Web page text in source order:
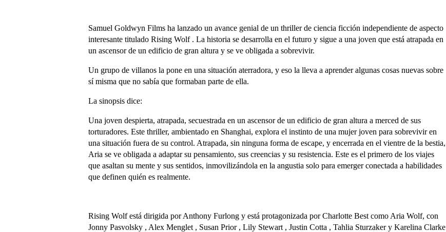
Samuel Goldwyn Films ha lanzado un avance genial de un thriller de ciencia ficción independiente de aspecto
interesante titulado Rising Wolf . La historia se desarrolla en el futuro y sigue a una joven que está atrapada en
un ascensor de un edificio de gran altura y se ve obligada a sobrevivir.
Un grupo de villanos la pone en una situación aterradora, y eso la lleva a aprender algunas cosas nuevas sobre
sí misma que no sabía que formaban parte de ella.
La sinopsis dice:
Una joven despierta, atrapada, secuestrada en un ascensor de un edificio de gran altura a merced de sus
torturadores. Este thriller, ambientado en Shanghai, explora el instinto de una mujer joven para sobrevivir en
una situación fuera de su control. Atrapada, sin ninguna forma de escape, y encerrada en el vientre de la bestia,
Aria se ve obligada a adaptar su pensamiento, sus creencias y su resistencia. Este es el primero de los viajes
que asaltan su mente y sus sentidos, inmovilizándola en la angustia solo para emerger conectada a habilidades
que definen quién es realmente.
Rising Wolf está dirigida por Anthony Furlong y está protagonizada por Charlotte Best como Aria Wolf, con
Jonny Pasvolsky , Alex Menglet , Susan Prior , Lily Stewart , Justin Cotta , Tahlia Sturzaker y Karelina Clarke